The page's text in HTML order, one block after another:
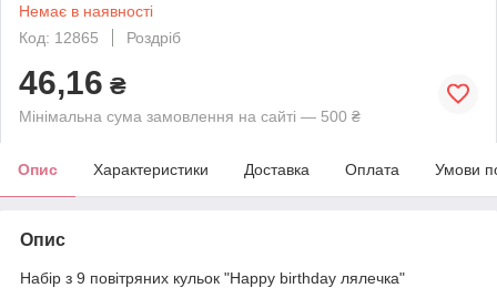
Немає в наявності
Код: 12865
Роздріб
46,16 ₴
Мінімальна сума замовлення на сайті — 500 ₴
Опис Характеристики Доставка Оплата Умови
Опис
Набір з 9 повітряних кульок "Happy birthday лялечка"